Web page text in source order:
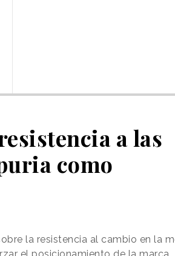
a las
como
la resistencia al cambio en la